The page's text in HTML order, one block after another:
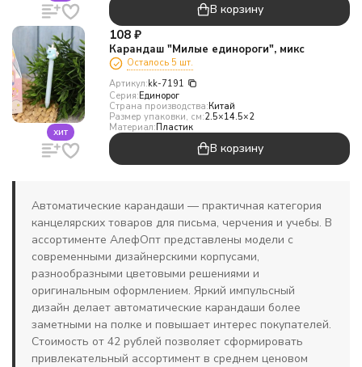
В корзину
хит
108 ₽
Карандаш "Милые единороги", микс
Осталось 5 шт.
Артикул:kk-7191
Серия:Единорог
Страна производства:Китай
Размер упаковки, см:2.5×14.5×2
Материал:Пластик
В корзину
Автоматические карандаши — практичная категория
канцелярских товаров для письма, черчения и учебы. В
ассортименте АлефОпт представлены модели с
современными дизайнерскими корпусами,
разнообразными цветовыми решениями и
оригинальным оформлением. Яркий импульсный
дизайн делает автоматические карандаши более
заметными на полке и повышает интерес покупателей.
Стоимость от 42 рублей позволяет сформировать
привлекательный ассортимент в среднем ценовом